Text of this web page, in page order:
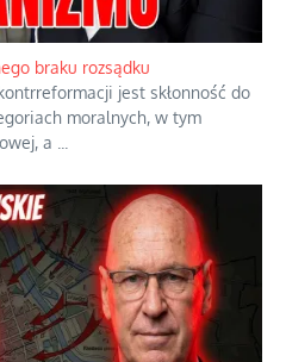
katastrofą
we wspólnocie.